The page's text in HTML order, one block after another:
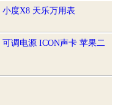
小度X8 天乐万用表
调电源 ICON声卡 苹果二